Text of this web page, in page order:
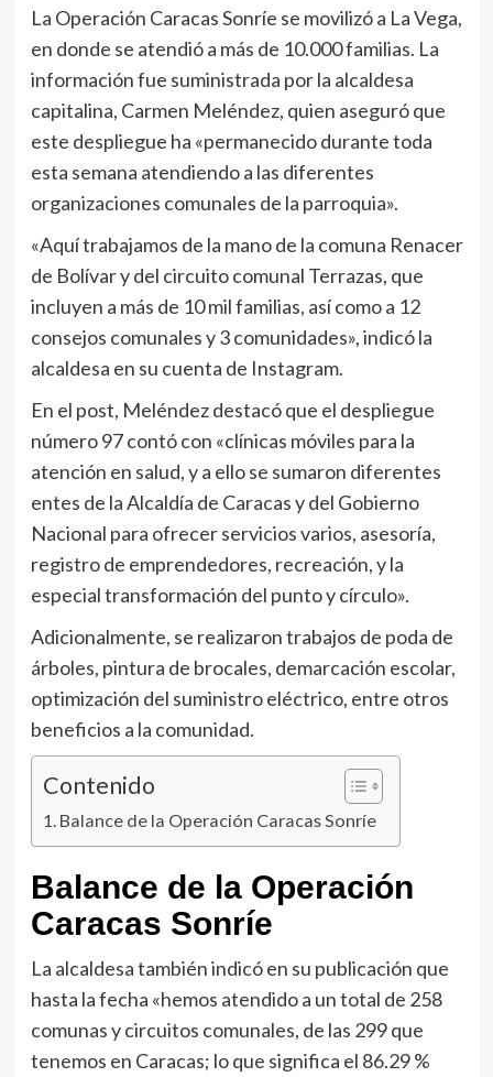
La Operación Caracas Sonríe se movilizó a La Vega,
en donde se atendió a más de 10.000 familias. La
información fue suministrada por la alcaldesa
capitalina, Carmen Meléndez, quien aseguró que
este despliegue ha «permanecido durante toda
esta semana atendiendo a las diferentes
organizaciones comunales de la parroquia».
«Aquí trabajamos de la mano de la comuna Renacer
de Bolívar y del circuito comunal Terrazas, que
incluyen a más de 10 mil familias, así como a 12
consejos comunales y 3 comunidades», indicó la
alcaldesa en su cuenta de Instagram.
En el post, Meléndez destacó que el despliegue
número 97 contó con «clínicas móviles para la
atención en salud, y a ello se sumaron diferentes
entes de la Alcaldía de Caracas y del Gobierno
Nacional para ofrecer servicios varios, asesoría,
registro de emprendedores, recreación, y la
especial transformación del punto y círculo».
Adicionalmente, se realizaron trabajos de poda de
árboles, pintura de brocales, demarcación escolar,
optimización del suministro eléctrico, entre otros
beneficios a la comunidad.
Contenido
Balance de la Operación Caracas Sonríe
Balance de la Operación
Caracas Sonríe
La alcaldesa también indicó en su publicación que
hasta la fecha «hemos atendido a un total de 258
comunas y circuitos comunales, de las 299 que
tenemos en Caracas; lo que significa el 86.29 %